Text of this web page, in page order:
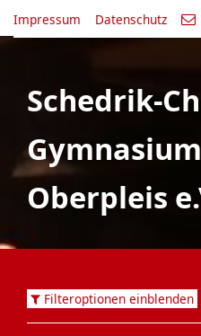
Impressum Datenschutz
Schedrik-
Oberpleis
Filteroptionen einblenden